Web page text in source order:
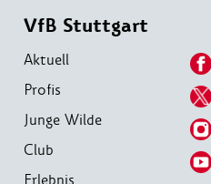
VfB Stuttgart
Aktuell
Profis
Junge Wilde
Club
Erlebnis